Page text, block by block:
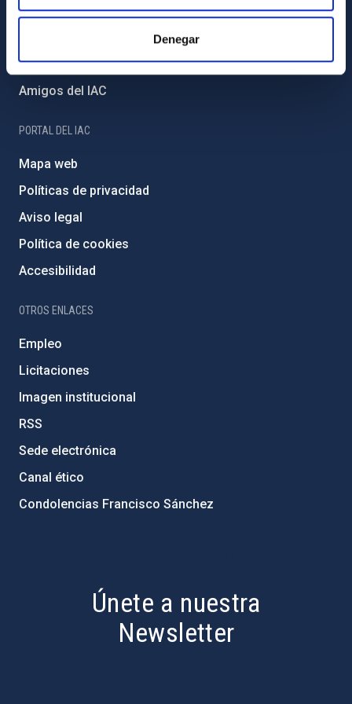
Denegar
Proyectos institucionales
Programa Severo Ochoa
Amigos del IAC
PORTAL DEL IAC
Mapa web
Políticas de privacidad
Aviso legal
Política de cookies
Accesibilidad
OTROS ENLACES
Empleo
Licitaciones
Imagen institucional
RSS
Sede electrónica
Canal ético
Condolencias Francisco Sánchez
Únete a nuestra
Newsletter